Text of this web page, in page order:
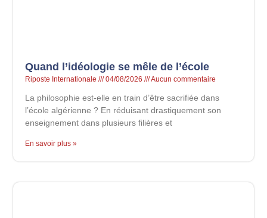
Quand l’idéologie se mêle de l’école
Riposte Internationale 04/08/2026 Aucun commentaire
La philosophie est-elle en train d’être sacrifiée dans
l’école algérienne ? En réduisant drastiquement son
enseignement dans plusieurs filières et
En savoir plus »